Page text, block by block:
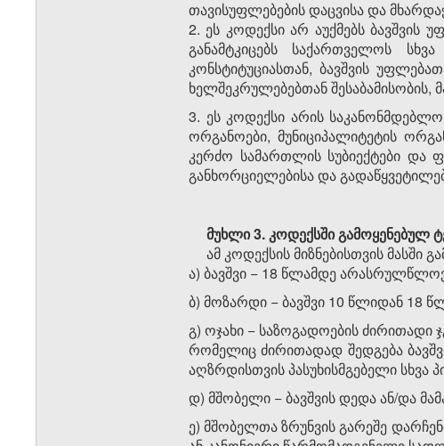
თავისუფლებების დაცვისა და
2. ეს კოდექსი არ აუქმებს ბავშვის
განამტკიცებს საქართველოს
კონსტიტუციასთან, ბავშვის
ხელშეკრულებებთან
3. ეს კოდექსი არის
ორგანოები, მუნიციპალიტეტის
კერძო სამართლის სუბიექტები და
განხორციელებისა და
მუხლი 3.კოდექსში გამოყენებულ
ამ კოდექსის მიზნებისთვის მასში
ა) ბავშვი − 18 წლამდე
ბ) მოზარდი − ბავშვი 10 წლიდან 18
გ) ოჯახი − საზოგადოების ძირითადი
რომელიც ძირითადად შედგება
აღზრდისთვის პასუხისმგებელი სხვა
დ) მშობელი − ბავშვის დედა ან/და
ე) მშობელთა ზრუნვის გარეშე